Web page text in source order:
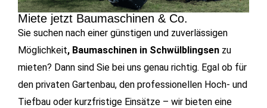
Miete jetzt Baumaschinen & Co.
Sie suchen nach einer günstigen und zuverlässigen
Möglichkeit, Baumaschinen in Schwülblingsen zu
mieten? Dann sind Sie bei uns genau richtig. Egal ob für
den privaten Gartenbau, den professionellen Hoch- und
Tiefbau oder kurzfristige Einsätze – wir bieten eine